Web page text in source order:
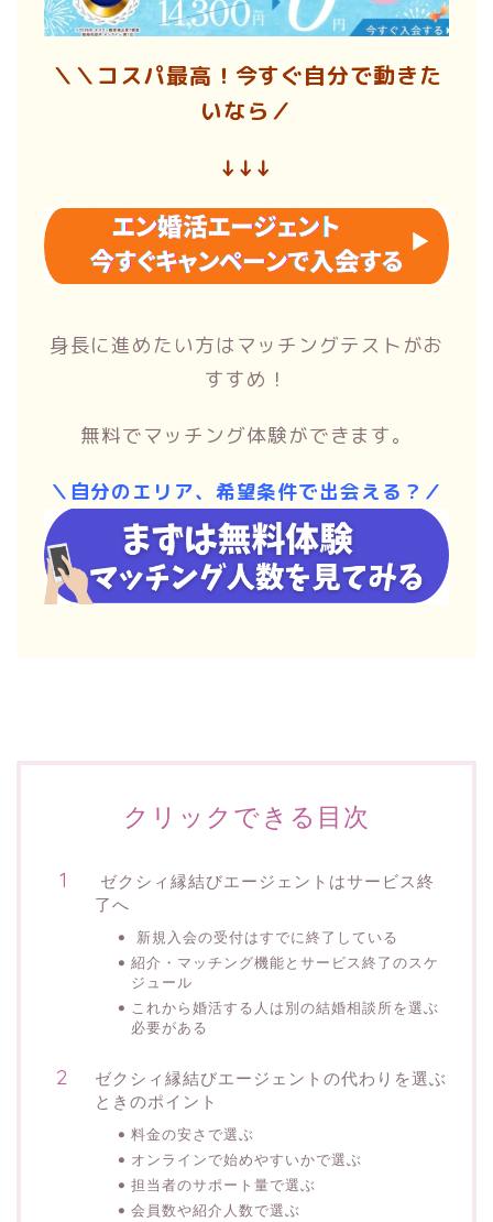
＼＼コスパ最高！今すぐ自分で動きた
いなら／
↓↓↓
身長に進めたい方はマッチングテストがお
すすめ！
無料でマッチング体験ができます。
＼自分のエリア、希望条件で出会える？／
クリックできる目次
ゼクシィ縁結びエージェントはサービス終
了へ
新規入会の受付はすでに終了している
紹介・マッチング機能とサービス終了のスケ
ジュール
これから婚活する人は別の結婚相談所を選ぶ
必要がある
ゼクシィ縁結びエージェントの代わりを選ぶ
ときのポイント
料金の安さで選ぶ
オンラインで始めやすいかで選ぶ
担当者のサポート量で選ぶ
会員数や紹介人数で選ぶ